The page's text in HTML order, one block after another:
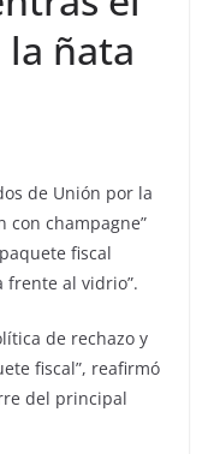
ñata
de Unión por la
con champagne”
fiscal
frente al vidrio”.
de rechazo y
fiscal”, reafirmó
del principal